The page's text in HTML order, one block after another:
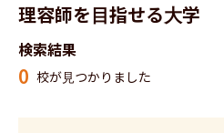
理容師を目指せる大学
検索結果
0 校が見つかりました